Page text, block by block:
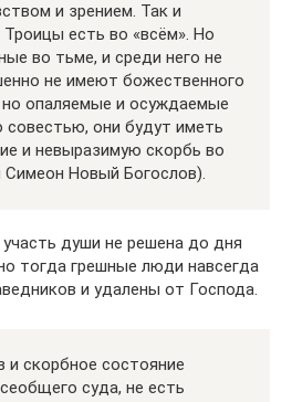
и зрением. Так и
есть во «всём». Но
во тьме, и среди него не
не имеют божественного
но опаляемые и осуждаемые
они будут иметь
и невыразимую скорбь во
Симеон Новый Богослов).
души не решена до дня
тогда грешные люди навсегда
и удалены от Господа.
и скорбное состояние
суда, не есть